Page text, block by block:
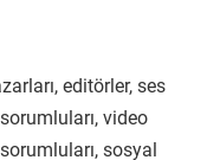
editörler, ses
video
sosyal